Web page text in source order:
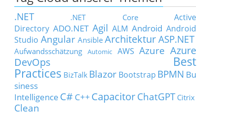
.NET .NET Core
Active
Directory ADO.NET Agil ALM Android Android
Studio Angular Ansible Architektur ASP.NET
Aufwandsschätzung Automic AWS Azure Azure
DevOps
Best
Practices BizTalk Blazor Bootstrap BPMN Bu
siness
Intelligence C# C++ Capacitor ChatGPT Citrix
Clean